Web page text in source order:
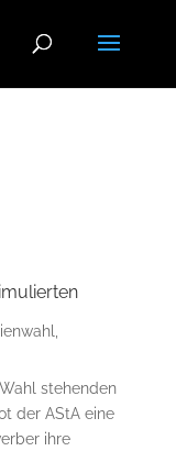
stehenden
der AStA eine
ihre